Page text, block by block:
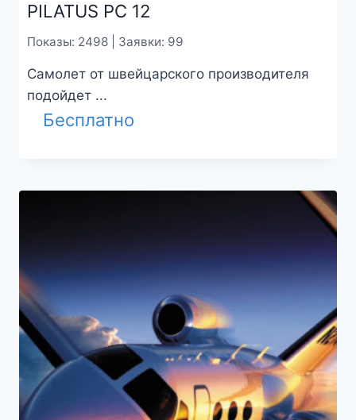
PILATUS PC 12
Показы: 2498 | Заявки: 99
Самолет от швейцарского производителя
подойдет ...
Бесплатно